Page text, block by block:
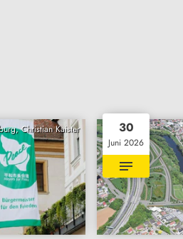
Christian Kaister 30
Juni 2026